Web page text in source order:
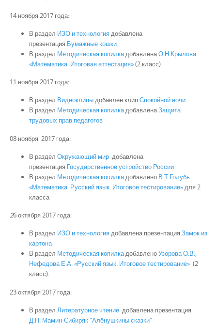
14 ноября 2017 года:
В раздел ИЗО и технологиядобавлена
презентация Бумажные кошки
В раздел Методическая копилкадобавленаО.Н.Крылова
«Математика. Итоговая аттестация»(2 класс)
11 ноября 2017 года:
В раздел Видеоклипыдобавлен клип Спокойной ночи
В раздел Методическая копилкадобавленаЗащита
трудовых прав педагогов
08 ноября 2017 года:
В раздел Окружающий мир добавлена
презентация Государственное устройство России
В раздел Методическая копилкадобавлено В.Т.Голубь
«Математика. Русский язык. Итоговое тестирование»для 2
класса
26 октября 2017 года:
В раздел ИЗО и технологиядобавлена презентация Замок из
картона
В раздел Методическая копилкадобавленоУзорова О.В.,
Нефедова Е.А. «Русский язык. Итоговое тестирование» (2
класс).
23 октября 2017 года:
В раздел Литературное чтение добавлена презентация
Д.Н. Мамин-Сибиряк “Алёнушкины сказки”